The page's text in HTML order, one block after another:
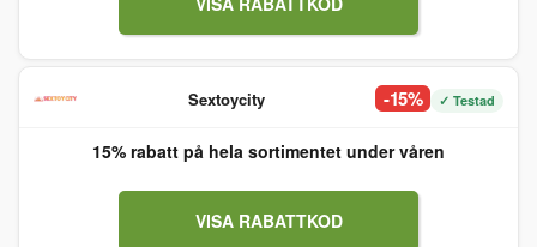
Sextoycity -15% ✓ Testad
15% rabatt på hela sortimentet under våren
VISA RABATTKOD